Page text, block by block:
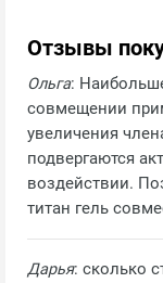
Отзывы
Ольга:
совмещении
увеличения
подвергаются
воздействии.
титан гель
Дарья: сколько